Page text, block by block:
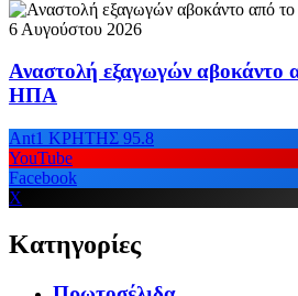
6 Αυγούστου 2026
Αναστολή εξαγωγών αβοκάντο
ΗΠΑ
Ant1 ΚΡΗΤΗΣ 95.8
YouTube
Facebook
X
Κατηγορίες